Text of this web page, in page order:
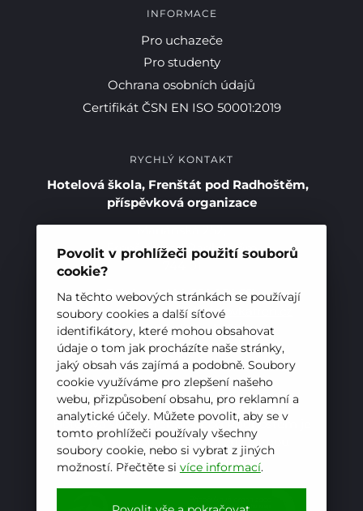
Povolit v prohlížeči použití souborů
cookie?
Na těchto webových stránkách se používají
soubory cookies a další síťové
identifikátory, které mohou obsahovat
údaje o tom jak procházíte naše stránky,
jaký obsah vás zajímá a podobně. Soubory
cookie využíváme pro zlepšení našeho
webu, přizpůsobení obsahu, pro reklamní a
analytické účely. Můžete povolit, aby se v
tomto prohlížeči používaly všechny
soubory cookie, nebo si vybrat z jiných
možností. Přečtěte si více informací.
Pro studenty
Pro uchazeče
INFORMACE
Pro uchazeče
Pro studenty
Ochrana osobních údajů
Certifikát ČSN EN ISO 50001:2019
RYCHLÝ KONTAKT
Hotelová škola, Frenštát pod Radhoštěm,
příspěvková organizace
Frenštát pod Radhoštěm
744 01
Telefon:+420 556 836 551
E-mail:sekretariat@hotelovkafren.cz
Datová schránka: bc5jrez
IČ: 00576441
ZŘIZOVATEL
Hotelová škola, Frenštát pod Radhoštěm je
příspěvkovou organizací zřizovanou
Moravskoslezským krajem